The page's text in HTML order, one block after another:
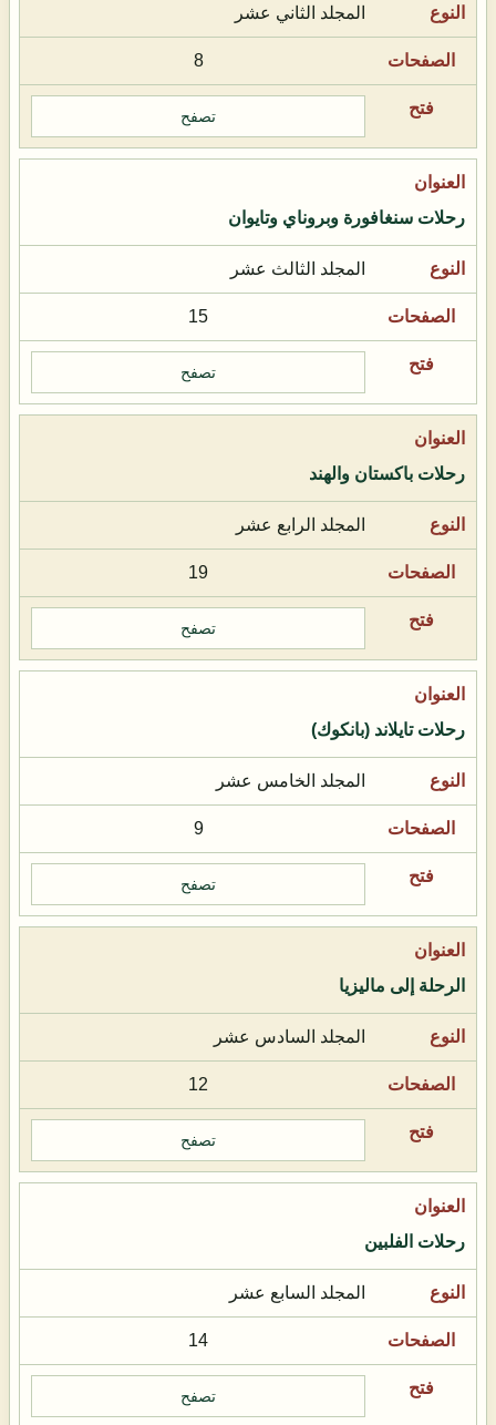
المجلد الثاني عشر
8
تصفح
رحلات سنغافورة وبروناي وتايوان
المجلد الثالث عشر
15
تصفح
رحلات باكستان والهند
المجلد الرابع عشر
19
تصفح
رحلات تايلاند (بانكوك)
المجلد الخامس عشر
9
تصفح
الرحلة إلى ماليزيا
المجلد السادس عشر
12
تصفح
رحلات الفلبين
المجلد السابع عشر
14
تصفح